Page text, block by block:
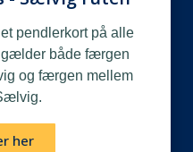
pendlerkort på alle
gælder både færgen
og færgen mellem
her